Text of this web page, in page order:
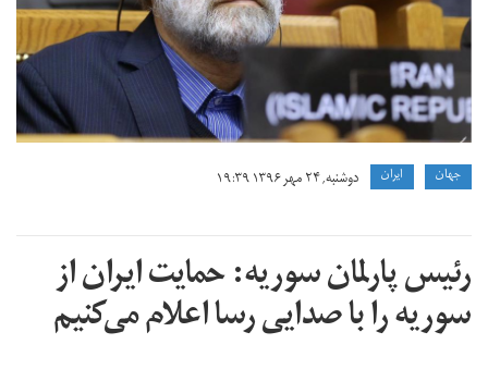
جهان ايران دوشنبه, ۲۴ مهر ۱۳۹۶ ۱۹:۳۹
رئیس پارلمان سوریه: حمایت ایران از
سوریه را با صدایی رسا اعلام می‌کنیم